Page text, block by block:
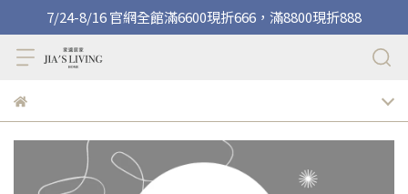
7/24-8/16 官網全館滿6600現折666，滿8800現折888